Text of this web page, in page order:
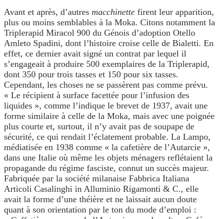
Avant et après, d’autres macchinette firent leur apparition,
plus ou moins semblables à la Moka. Citons notamment la
Triplerapid Miracol 900 du Génois d’adoption Otello
Amleto Spadini, dont l’histoire croise celle de Bialetti. En
effet, ce dernier avait signé un contrat par lequel il
s’engageait à produire 500 exemplaires de la Triplerapid,
dont 350 pour trois tasses et 150 pour six tasses.
Cependant, les choses ne se passèrent pas comme prévu.
« Le récipient à surface facettée pour l’infusion des
liquides », comme l’indique le brevet de 1937, avait une
forme similaire à celle de la Moka, mais avec une poignée
plus courte et, surtout, il n’y avait pas de soupape de
sécurité, ce qui rendait l’éclatement probable. La Lampo,
médiatisée en 1938 comme « la cafetière de l’Autarcie »,
dans une Italie où même les objets ménagers reflétaient la
propagande du régime fasciste, connut un succès majeur.
Fabriquée par la société milanaise Fabbrica Italiana
Articoli Casalinghi in Alluminio Rigamonti & C., elle
avait la forme d’une théière et ne laissait aucun doute
quant à son orientation par le ton du mode d’emploi :